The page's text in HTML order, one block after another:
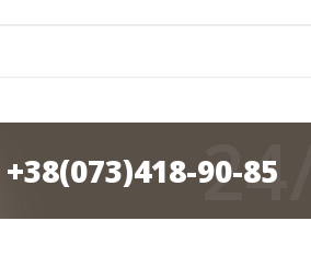
+38(073)418-90-85
24/7